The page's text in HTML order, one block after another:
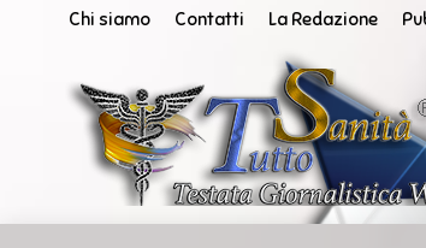
Chi siamo Contatti La Redazione